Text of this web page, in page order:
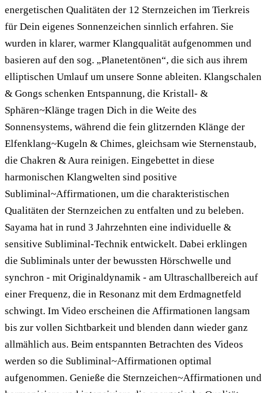
energetischen Qualitäten der 12 Sternzeichen im Tierkreis
für Dein eigenes Sonnenzeichen sinnlich erfahren. Sie
wurden in klarer, warmer Klangqualität aufgenommen und
basieren auf den sog. „Planetentönen“, die sich aus ihrem
elliptischen Umlauf um unsere Sonne ableiten. Klangschalen
& Gongs schenken Entspannung, die Kristall- &
Sphären~Klänge tragen Dich in die Weite des
Sonnensystems, während die fein glitzernden Klänge der
Elfenklang~Kugeln & Chimes, gleichsam wie Sternenstaub,
die Chakren & Aura reinigen. Eingebettet in diese
harmonischen Klangwelten sind positive
Subliminal~Affirmationen, um die charakteristischen
Qualitäten der Sternzeichen zu entfalten und zu beleben.
Sayama hat in rund 3 Jahrzehnten eine individuelle &
sensitive Subliminal-Technik entwickelt. Dabei erklingen
die Subliminals unter der bewussten Hörschwelle und
synchron - mit Originaldynamik - am Ultraschallbereich auf
einer Frequenz, die in Resonanz mit dem Erdmagnetfeld
schwingt. Im Video erscheinen die Affirmationen langsam
bis zur vollen Sichtbarkeit und blenden dann wieder ganz
allmählich aus. Beim entspannten Betrachten des Videos
werden so die Subliminal~Affirmationen optimal
aufgenommen. Genieße die Sternzeichen~Affirmationen und